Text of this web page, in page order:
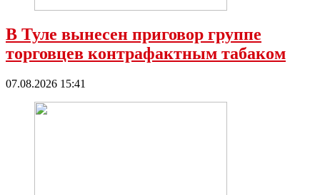
В Туле вынесен приговор группе
торговцев контрафактным табаком
07.08.2026 15:41